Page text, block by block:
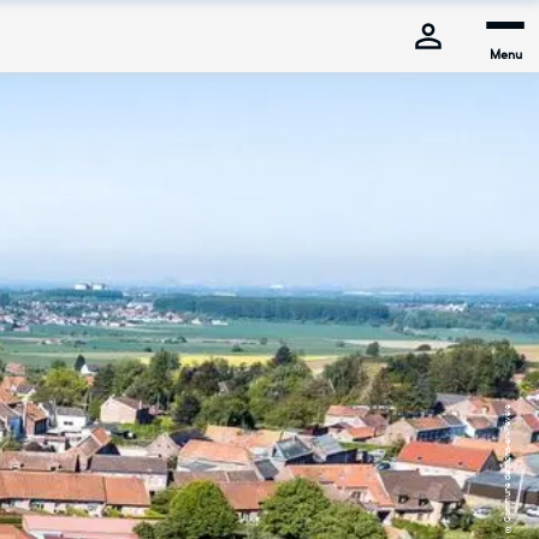
Menu
© Commune de Mons-en-Pévèle